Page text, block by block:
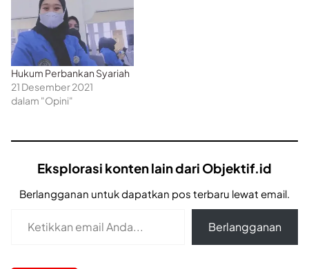
Hukum Perbankan Syariah
21 Desember 2021
dalam "Opini"
Eksplorasi konten lain dari Objektif.id
Berlangganan untuk dapatkan pos terbaru lewat email.
Berlangganan